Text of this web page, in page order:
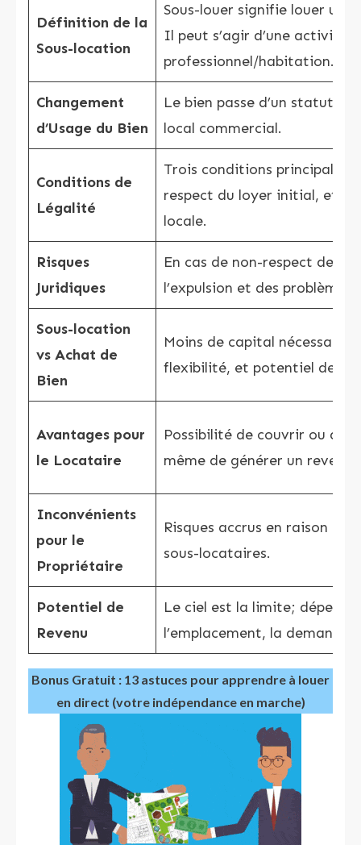
Définition de la
Sous-location
Sous-louer signifie louer un
Il peut s’agir d’une activité
professionnel/habitation.
Changement
d’Usage du Bien
Le bien passe d’un statut
local commercial.
Conditions de
Légalité
Trois conditions
respect du loyer initial, et
locale.
Risques
Juridiques
En cas de non-respect des
l’expulsion et des problèmes
Sous-location
vs Achat de
Bien
Moins de capital nécessaire
flexibilité, et potentiel de
Avantages pour
le Locataire
Possibilité de couvrir ou de
même de générer un revenu
Inconvénients
pour le
Propriétaire
Risques accrus en raison de
sous-locataires.
Potentiel de
Revenu
Le ciel est la limite; dépend
l’emplacement, la
Bonus Gratuit : 13 astuces pour apprendre à louer
en direct (votre indépendance en marche)